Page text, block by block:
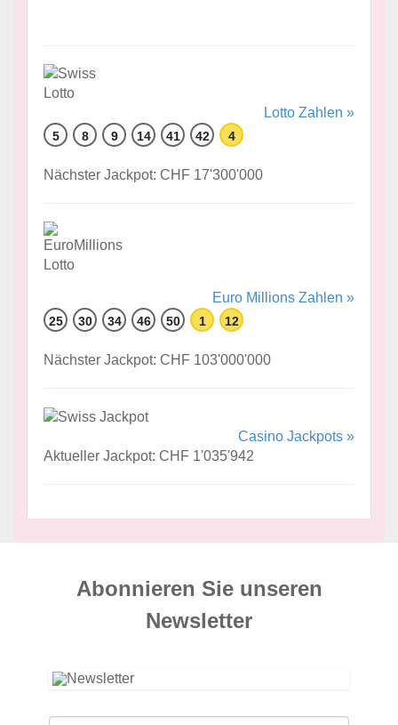
Lotto Zahlen »
5 8 9 14 41 42 4
Nächster Jackpot: CHF 17'300'000
Euro Millions Zahlen »
25 30 34 46 50 1 12
Nächster Jackpot: CHF 103'000'000
Casino Jackpots »
Aktueller Jackpot: CHF 1'035'942
Abonnieren Sie unseren
News­letter